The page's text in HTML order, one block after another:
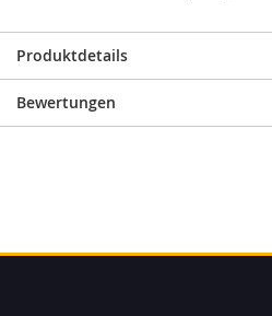
Produktdetails
Bewertungen